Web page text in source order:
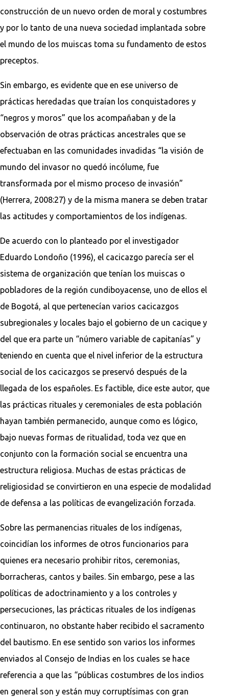
construcción de un nuevo orden de moral y costumbres
y por lo tanto de una nueva sociedad implantada sobre
el mundo de los muiscas toma su fundamento de estos
preceptos.
Sin embargo, es evidente que en ese universo de
prácticas heredadas que traían los conquistadores y
“negros y moros” que los acompañaban y de la
observación de otras prácticas ancestrales que se
efectuaban en las comunidades invadidas “la visión de
mundo del invasor no quedó incólume, fue
transformada por el mismo proceso de invasión”
(Herrera, 2008:27) y de la misma manera se deben tratar
las actitudes y comportamientos de los indígenas.
De acuerdo con lo planteado por el investigador
Eduardo Londoño (1996), el cacicazgo parecía ser el
sistema de organización que tenían los muiscas o
pobladores de la región cundiboyacense, uno de ellos el
de Bogotá, al que pertenecían varios cacicazgos
subregionales y locales bajo el gobierno de un cacique y
del que era parte un “número variable de capitanías” y
teniendo en cuenta que el nivel inferior de la estructura
social de los cacicazgos se preservó después de la
llegada de los españoles. Es factible, dice este autor, que
las prácticas rituales y ceremoniales de esta población
hayan también permanecido, aunque como es lógico,
bajo nuevas formas de ritualidad, toda vez que en
conjunto con la formación social se encuentra una
estructura religiosa. Muchas de estas prácticas de
religiosidad se convirtieron en una especie de modalidad
de defensa a las políticas de evangelización forzada.
Sobre las permanencias rituales de los indígenas,
coincidían los informes de otros funcionarios para
quienes era necesario prohibir ritos, ceremonias,
borracheras, cantos y bailes. Sin embargo, pese a las
políticas de adoctrinamiento y a los controles y
persecuciones, las prácticas rituales de los indígenas
continuaron, no obstante haber recibido el sacramento
del bautismo. En ese sentido son varios los informes
enviados al Consejo de Indias en los cuales se hace
referencia a que las “públicas costumbres de los indios
en general son y están muy corruptísimas con gran